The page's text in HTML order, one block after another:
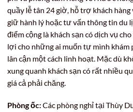
quầy lễ tân 24 giờ, hỗ trợ khách hàng
giữ hành lý hoặc tư vấn thông tin du
điểm cộng là khách sạn có dịch vụ
lợi cho những ai muốn tự mình khám
lân cận một cách linh hoạt. Mặc dù
xung quanh khách sạn có rất nhiều
giá cả phải chăng.
Phòng ốc:Các phòng nghỉ tại Thùy